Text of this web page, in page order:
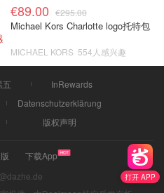
打开 APP
€89.00 €295.00
Michael Kors Charlotte logo托特包
MICHAEL KORS 554人感兴趣
五
InRewards
Datenschutzerklärung
版权声明
下载App